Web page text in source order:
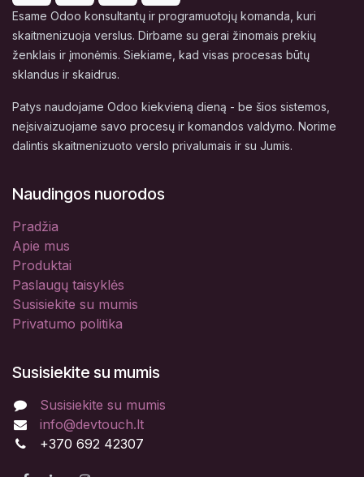
Esame Odoo konsultantų ir programuotojų komanda, kuri
skaitmenizuoja verslus. Dirbame su gerai žinomais prekių
ženklais ir įmonėmis. Siekiame, kad visas procesas būtų
sklandus ir skaidrus.
Patys naudojame Odoo kiekvieną dieną - be šios sistemos,
neįsivaizuojame savo procesų ir komandos valdymo. Norime
dalintis skaitmenizuoto verslo privalumais ir su Jumis.
Naudingos nuorodos
Pradžia
Apie mus
Produktai
Paslaugų taisyklės
Susisiekite su mumis
Privatumo politika
Susisiekite su mumis
Susisiekite su mumis
info@devtouch.lt
+370 692 42307